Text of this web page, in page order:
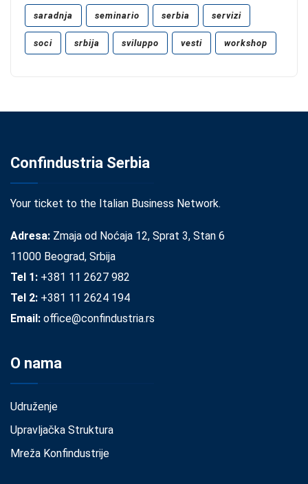
saradnja seminario serbia servizi
soci srbija sviluppo vesti workshop
Confindustria Serbia
Your ticket to the Italian Business Network.
Adresa: Zmaja od Noćaja 12, Sprat 3, Stan 6
11000 Beograd, Srbija
Tel 1: +381 11 2627 982
Tel 2: +381 11 2624 194
Email: office@confindustria.rs
O nama
Udruženje
Upravljačka Struktura
Mreža Konfindustrije